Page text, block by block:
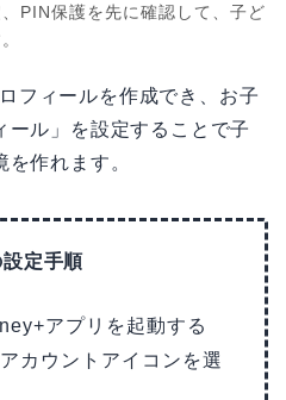
PIN保護を先に確認して、子ど
フィールを作成でき、お子
ール」を設定することで子
作れます。
定手順
アプリを起動する
カウントアイコンを選